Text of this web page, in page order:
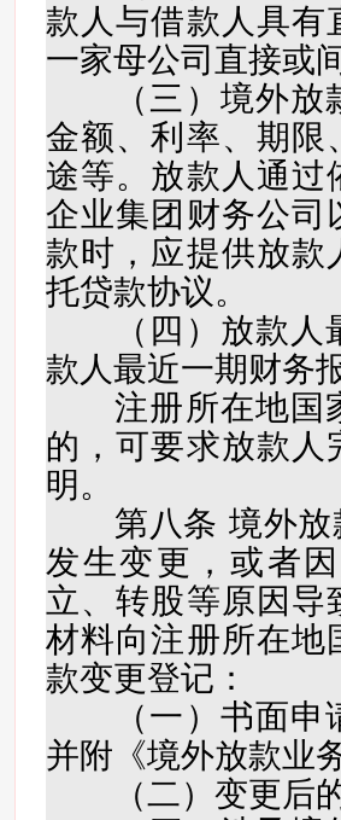
款人与借款人具有
一家母公司直接或
（三）境外放款
金额、利率、期限
途等。放款人通过
企业集团财务公司
款时，应提供放款
托贷款协议。
（四）放款人最
款人最近一期财务
注册所在地国家
的，可要求放款人
明。
第八条 境外放
发生变更，或者
立、转股等原因导
材料向注册所在地
款变更登记：
（一）书面申请
并附《境外放款业
（二）变更后的